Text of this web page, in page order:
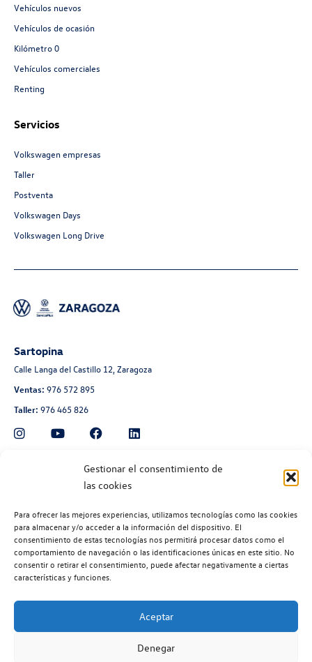
Gestionar el consentimiento de
las cookies
Para ofrecer las mejores experiencias, utilizamos tecnologías como las cookies
para almacenar y/o acceder a la información del dispositivo. El
consentimiento de estas tecnologías nos permitirá procesar datos como el
comportamiento de navegación o las identificaciones únicas en este sitio. No
consentir o retirar el consentimiento, puede afectar negativamente a ciertas
características y funciones.
Aceptar
Denegar
Vehículos nuevos
Vehículos de ocasión
Kilómetro 0
Vehículos comerciales
Renting
Servicios
Volkswagen empresas
Taller
Postventa
Volkswagen Days
Volkswagen Long Drive
Sartopina
Calle Langa del Castillo 12, Zaragoza
Ventas: 976 572 895
Taller: 976 465 826
Automoción Aragonesa
Avenida de Navarra 135, Zaragoza
Taller:976 300 563
Recambios:976 300 564
©2026 | Volkswagen Zaragoza| Aviso legal |Política de privacidad |
Política de cookies |Código ético |